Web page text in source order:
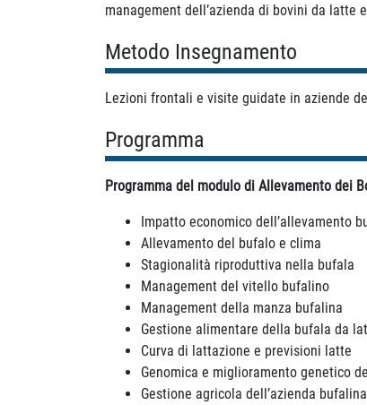
management dell’azienda di bovini da latte
Metodo Insegnamento
Lezioni frontali e visite guidate in aziende
Programma
Programma del modulo di Allevamento dei
Impatto economico dell’allevamento
Allevamento del bufalo e clima
Stagionalità riproduttiva nella bufala
Management del vitello bufalino
Management della manza bufalina
Gestione alimentare della bufala da
Curva di lattazione e previsioni latte
Genomica e miglioramento genetico
Gestione agricola dell’azienda bufalina